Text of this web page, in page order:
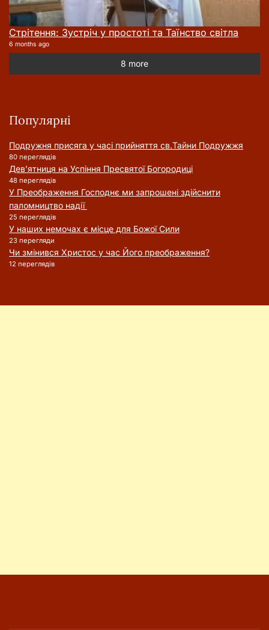
Стрітення: Зустріч у простоті та Таїнство світла
6 months ago
8 more
Популярні
Подружня присягa у часі прийняття cв.Тайни Подружжя
80 переглядів
Дев’ятниця на Успіння Пресвятої Богородиці
48 переглядів
У Преображення Господнє ми запрошені здійснити
паломництво надії
25 переглядів
У наших немочах є місце для Божої Сили
23 перегляди
Чи змінився Христос у час Його преображення?
12 переглядів